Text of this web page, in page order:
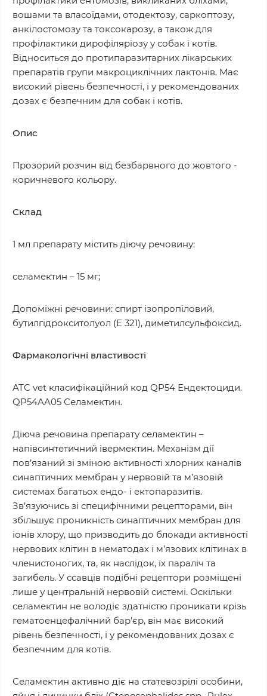
вошами та власоїдами, отодектозу, саркоптозу,
анкілостомозу та токсокарозу, а також для
профілактики дирофіляріозу у собак і котів.
Відноситься до протипаразитарних лікарських
препаратів групи макроциклічних лактонів. Має
високий рівень безпечності, і у рекомендованих
дозах є безпечним для собак і котів.
Опис
Прозорий розчин від безбарвного до жовтого -
коричневого кольору.
Склад
1 мл препарату містить діючу речовину:
селамектин – 15 мг;
Допоміжні речовини: спирт ізопропіловий,
бутилгідрокситолуол (Е 321), диметилсульфоксид.
Фармакологічні властивості
ATC vet класифікаційний код QP54 Ендектоциди.
QP54AA05 Селамектин.
Діюча речовина препарату селамектин –
напівсинтетичний івермектин. Механізм дії
пов’язаний зі зміною активності хлорних каналів
синаптичних мембран у нервовій та м’язовій
системах багатьох ендо- і ектопаразитів.
Зв’язуючись зі специфічними рецепторами, він
збільшує проникність синаптичних мембран для
іонів хлору, що призводить до блокади активності
нервових клітин в нематодах і м’язових клітинах в
членистоногих, та, як наслідок, їх параліч та
загибель. У ссавців подібні рецептори розміщені
лише у центральній нервовій системі. Оскільки
селамектин не володіє здатністю проникати крізь
гематоенцефалічний бар’єр, він має високий
рівень безпечності, і у рекомендованих дозах є
безпечним для котів.
Селамектин активно діє на статевозрілі особини,